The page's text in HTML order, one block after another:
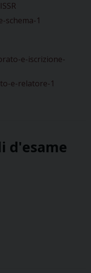
schema-1
e-iscrizione-
e-relatore-1
d'esame